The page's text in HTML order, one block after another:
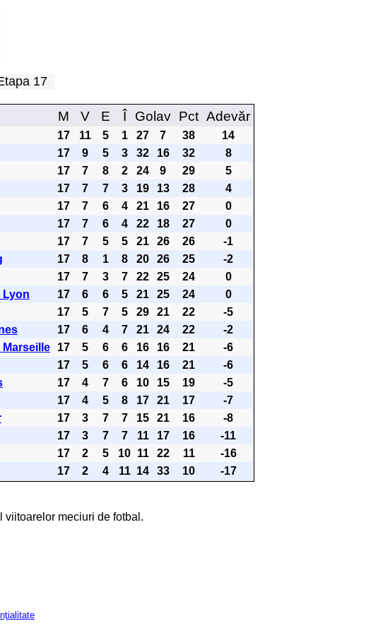
17
M V E Î Golav Pct Adevăr
17 11 5 1 27 7 38
14
17 9 5 3 32 16 32
8
17 7 8 2 24 9 29
5
17 7 7 3 19 13 28
4
17 7 6 4 21 16 27
0
17 7 6 4 22 18 27
0
17 7 5 5 21 26 26
-1
17 8 1 8 20 26 25
-2
17 7 3 7 22 25 24
0
Lyon 17 6 6 5 21 25 24
0
17 5 7 5 29 21 22
-5
17 6 4 7 21 24 22
-2
17 5 6 6 16 16 21
-6
17 5 6 6 14 16 21
-6
17 4 7 6 10 15 19
-5
17 4 5 8 17 21 17
-7
17 3 7 7 15 21 16
-8
17 3 7 7 11 17 16
-11
17 2 5 10 11 22 11
-16
17 2 4 11 14 33 10 -17
viitoarelor meciuri de fotbal.